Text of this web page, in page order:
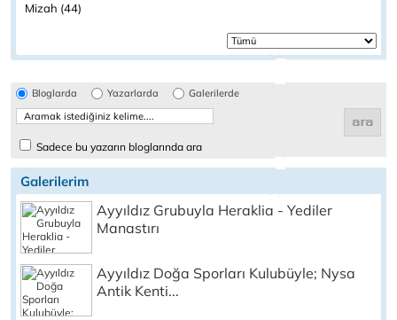
Mizah (44)
Bloglarda Yazarlarda Galerilerde
Sadece bu yazarın bloglarında ara
Galerilerim
Ayyıldız Grubuyla Heraklia - Yediler
Manastırı
Ayyıldız Doğa Sporları Kulubüyle; Nysa
Antik Kenti...